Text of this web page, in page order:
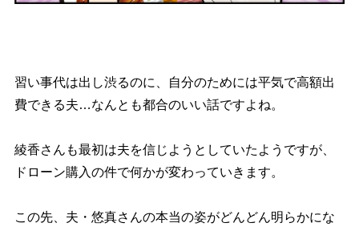
習い事代は出し渋るのに、自分のためには平気で高額出
費できる夫…なんとも都合のいい話ですよね。
綾香さんも最初は夫を信じようとしていたようですが、
ドローン購入の件で何かが変わっていきます。
この先、夫・悠真さんの本当の姿がどんどん明らかにな